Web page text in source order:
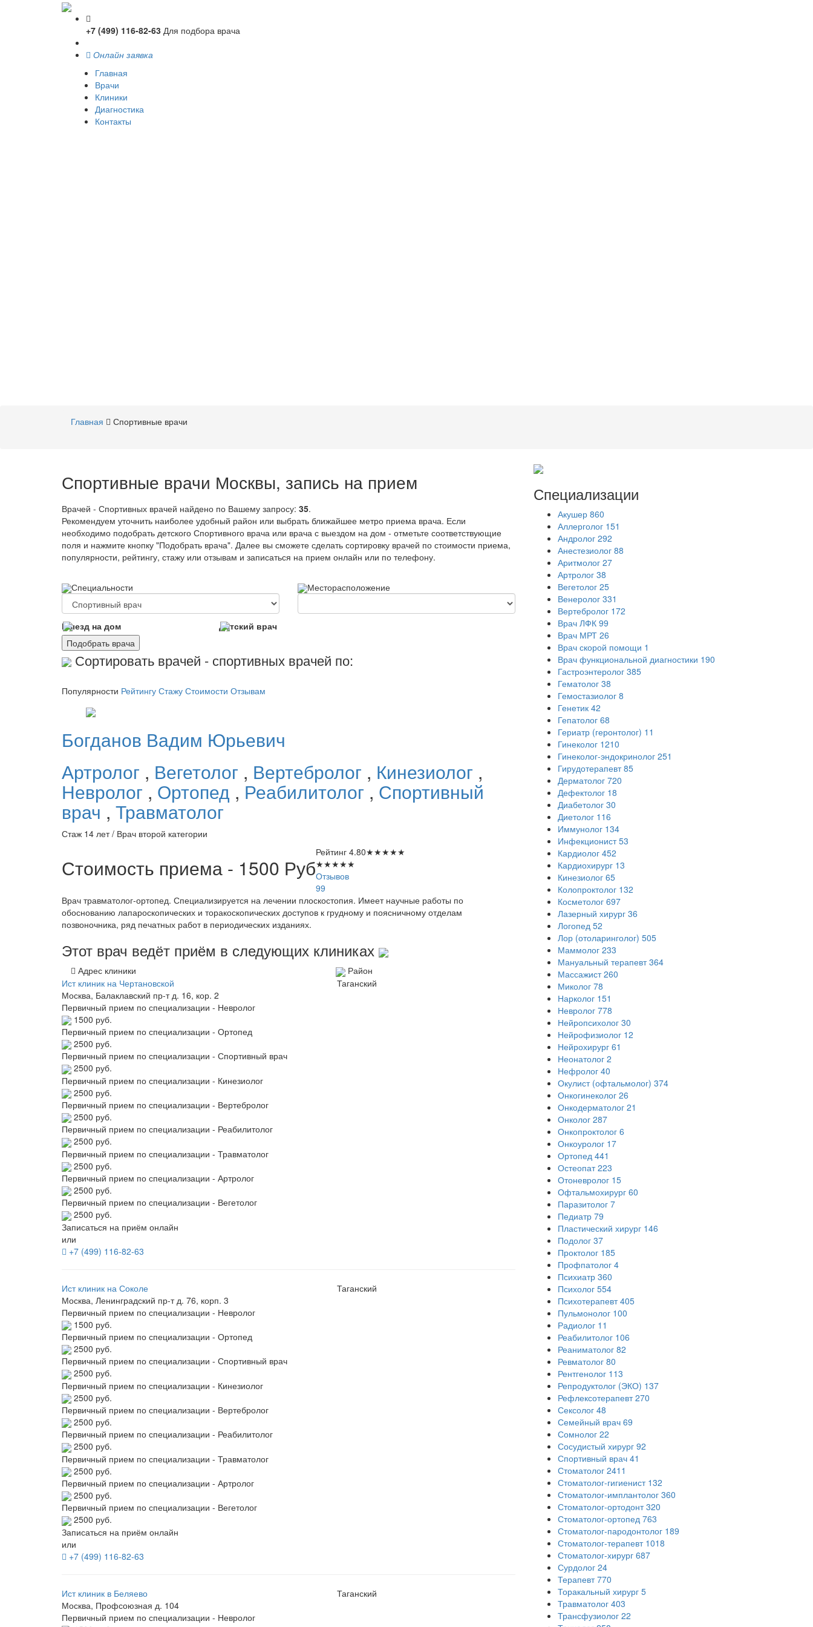
+7 (499) 116-82-63 Для подбора врача
Онлайн заявка
Главная
Врачи
Клиники
Диагностика
Контакты
Главная Спортивные врачи
Спортивные врачи Москвы, запись на прием
Врачей - Спортивных врачей найдено по Вашему запросу: 35.
Рекомендуем уточнить наиболее удобный район или выбрать ближайшее метро приема врача. Если
необходимо подобрать детского Спортивного врача или врача с выездом на дом - отметьте соответствующие
поля и нажмите кнопку "Подобрать врача". Далее вы сможете сделать сортировку врачей по стоимости приема,
популярности, рейтингу, стажу или отзывам и записаться на прием онлайн или по телефону.
Специальности Месторасположение
Выезд на дом
Детский врач
Подобрать врача
Сортировать врачей - спортивных врачей по:
Популярности Рейтингу Стажу Стоимости Отзывам
Богданов Вадим Юрьевич
Артролог , Вегетолог , Вертебролог , Кинезиолог ,
Невролог , Ортопед , Реабилитолог , Спортивный
врач , Травматолог
Стаж 14 лет / Врач второй категории
Стоимость приема - 1500 Руб
Рейтинг 4.80★★★★★
★★★★★
Отзывов
99
Врач травматолог-ортопед. Специализируется на лечении плоскостопия. Имеет научные работы по
обоснованию лапароскопических и торакоскопических доступов к грудному и поясничному отделам
позвоночника, ряд печатных работ в периодических изданиях.
Этот врач ведёт приём в следующих клиниках
Адрес клиники
Район
Ист клиник на Чертановской
Москва, Балаклавский пр-т д. 16, кор. 2
Таганский
Первичный прием по специализации - Невролог
1500 руб.
Первичный прием по специализации - Ортопед
2500 руб.
Первичный прием по специализации - Спортивный врач
2500 руб.
Первичный прием по специализации - Кинезиолог
2500 руб.
Первичный прием по специализации - Вертебролог
2500 руб.
Первичный прием по специализации - Реабилитолог
2500 руб.
Первичный прием по специализации - Травматолог
2500 руб.
Первичный прием по специализации - Артролог
2500 руб.
Первичный прием по специализации - Вегетолог
2500 руб.
Записаться на приём онлайн
или
+7 (499) 116-82-63
Ист клиник на Соколе
Москва, Ленинградский пр-т д. 76, корп. 3
Таганский
Первичный прием по специализации - Невролог
1500 руб.
Первичный прием по специализации - Ортопед
2500 руб.
Первичный прием по специализации - Спортивный врач
2500 руб.
Первичный прием по специализации - Кинезиолог
2500 руб.
Первичный прием по специализации - Вертебролог
2500 руб.
Первичный прием по специализации - Реабилитолог
2500 руб.
Первичный прием по специализации - Травматолог
2500 руб.
Первичный прием по специализации - Артролог
2500 руб.
Первичный прием по специализации - Вегетолог
2500 руб.
Записаться на приём онлайн
или
+7 (499) 116-82-63
Ист клиник в Беляево
Москва, Профсоюзная д. 104
Таганский
Первичный прием по специализации - Невролог
Специализации
Акушер 860
Аллерголог 151
Андролог 292
Анестезиолог 88
Аритмолог 27
Артролог 38
Вегетолог 25
Венеролог 331
Вертебролог 172
Врач ЛФК 99
Врач МРТ 26
Врач скорой помощи 1
Врач функциональной диагностики 190
Гастроэнтеролог 385
Гематолог 38
Гемостазиолог 8
Генетик 42
Гепатолог 68
Гериатр (геронтолог) 11
Гинеколог 1210
Гинеколог-эндокринолог 251
Гирудотерапевт 85
Дерматолог 720
Дефектолог 18
Диабетолог 30
Диетолог 116
Иммунолог 134
Инфекционист 53
Кардиолог 452
Кардиохирург 13
Кинезиолог 65
Колопроктолог 132
Косметолог 697
Лазерный хирург 36
Логопед 52
Лор (отоларинголог) 505
Маммолог 233
Мануальный терапевт 364
Массажист 260
Миколог 78
Нарколог 151
Невролог 778
Нейропсихолог 30
Нейрофизиолог 12
Нейрохирург 61
Неонатолог 2
Нефролог 40
Окулист (офтальмолог) 374
Онкогинеколог 26
Онкодерматолог 21
Онколог 287
Онкопроктолог 6
Онкоуролог 17
Ортопед 441
Остеопат 223
Отоневролог 15
Офтальмохирург 60
Паразитолог 7
Педиатр 79
Пластический хирург 146
Подолог 37
Проктолог 185
Профпатолог 4
Психиатр 360
Психолог 554
Психотерапевт 405
Пульмонолог 100
Радиолог 11
Реабилитолог 106
Реаниматолог 82
Ревматолог 80
Рентгенолог 113
Репродуктолог (ЭКО) 137
Рефлексотерапевт 270
Сексолог 48
Семейный врач 69
Сомнолог 22
Сосудистый хирург 92
Спортивный врач 41
Стоматолог 2411
Стоматолог-гигиенист 132
Стоматолог-имплантолог 360
Стоматолог-ортодонт 320
Стоматолог-ортопед 763
Стоматолог-пародонтолог 189
Стоматолог-терапевт 1018
Стоматолог-хирург 687
Сурдолог 24
Терапевт 770
Торакальный хирург 5
Травматолог 403
Трансфузиолог 22